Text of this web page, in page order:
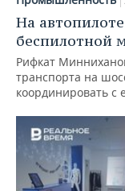
На
беспилотной
Рифкат
транспорта на
координировать